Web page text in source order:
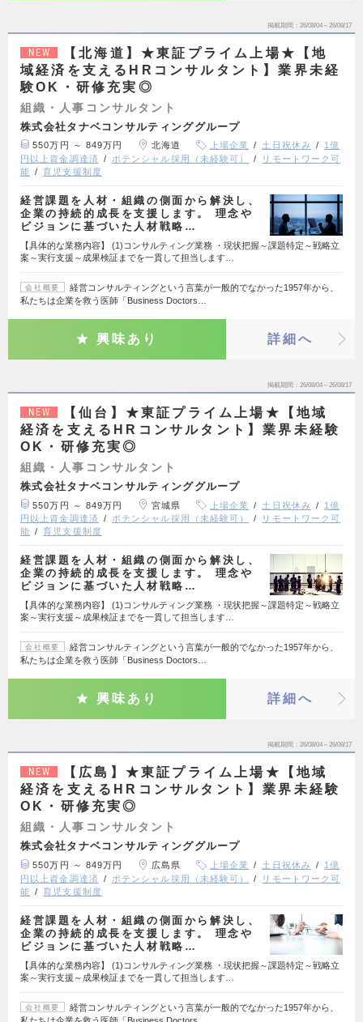
掲載期間 26/08/04～26/08/17
NEW
【北海道】★東証プライム上場★【地
域経済を支えるHRコンサルタント】業界未経
験OK・研修充実◎
組織・人事コンサルタント
株式会社タナベコンサルティンググループ
550万円 ～ 849万円 北海道 上場企業 土日祝休み
1億
円以上資金調達済
ポテンシャル採用（未経験可）
リモートワーク可
能
育児支援制度
経営課題を人材・組織の側面から解決し、
企業の持続的成長を支援します。 理念や
ビジョンに基づいた人材戦略…
【具体的な業務内容】 (1)コンサルティング業務 ・現状把握～課題特定～戦略立
案～実行支援～成果検証までを一貫して担当します…
会社概要
経営コンサルティングという言葉が一般的でなかった1957年から、
私たちは企業を救う医師「Business Doctors…
興味あり 詳細へ
掲載期間 26/08/04～26/08/17
NEW
【仙台】★東証プライム上場★【地域
経済を支えるHRコンサルタント】業界未経験
OK・研修充実◎
組織・人事コンサルタント
株式会社タナベコンサルティンググループ
550万円 ～ 849万円 宮城県 上場企業 土日祝休み
1億
円以上資金調達済
ポテンシャル採用（未経験可）
リモートワーク可
能
育児支援制度
経営課題を人材・組織の側面から解決し、
企業の持続的成長を支援します。 理念や
ビジョンに基づいた人材戦略…
【具体的な業務内容】 (1)コンサルティング業務 ・現状把握～課題特定～戦略立
案～実行支援～成果検証までを一貫して担当します…
会社概要
経営コンサルティングという言葉が一般的でなかった1957年から、
私たちは企業を救う医師「Business Doctors…
興味あり 詳細へ
掲載期間 26/08/04～26/08/17
NEW
【広島】★東証プライム上場★【地域
経済を支えるHRコンサルタント】業界未経験
OK・研修充実◎
組織・人事コンサルタント
株式会社タナベコンサルティンググループ
550万円 ～ 849万円 広島県 上場企業 土日祝休み
1億
円以上資金調達済
ポテンシャル採用（未経験可）
リモートワーク可
能
育児支援制度
経営課題を人材・組織の側面から解決し、
企業の持続的成長を支援します。 理念や
ビジョンに基づいた人材戦略…
【具体的な業務内容】 (1)コンサルティング業務 ・現状把握～課題特定～戦略立
案～実行支援～成果検証までを一貫して担当します…
会社概要
経営コンサルティングという言葉が一般的でなかった1957年から、